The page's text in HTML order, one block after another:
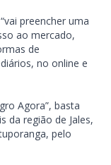
preencher uma
ao mercado,
de
no online e
Agora”, basta
da região de Jales,
pelo